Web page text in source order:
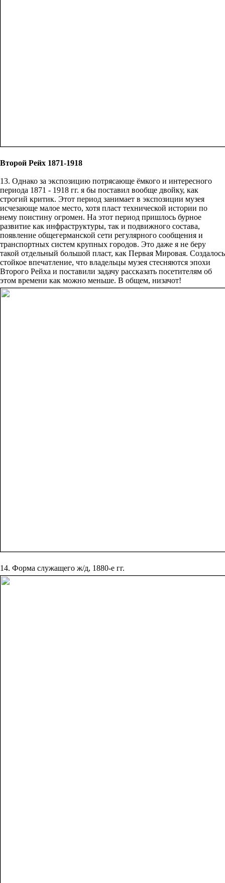
Второй Рейх 1871-1918
13. Однако за экспозицию потрясающе ёмкого и интересного
периода 1871 - 1918 гг. я бы поставил вообще двойку, как
строгий критик. Этот период занимает в экспозиции музея
исчезающе малое место, хотя пласт технической истории по
нему поистину огромен. На этот период пришлось бурное
развитие как инфраструктуры, так и подвижного состава,
появление общегерманской сети регулярного сообщения и
транспортных систем крупных городов. Это даже я не беру
такой отдельный большой пласт, как Первая Мировая. Создалось
стойкое впечатление, что владельцы музея стесняются эпохи
Второго Рейха и поставили задачу рассказать посетителям об
этом времени как можно меньше. В общем, низачот!
14. Форма служащего ж/д, 1880-е гг.